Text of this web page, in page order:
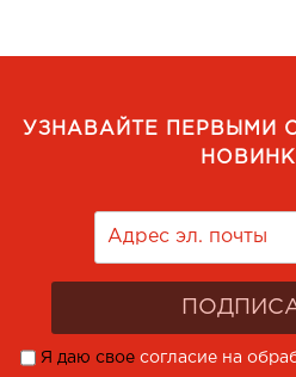
УЗНАВАЙТЕ ПЕРВЫМИ
Я даю свое согласие на